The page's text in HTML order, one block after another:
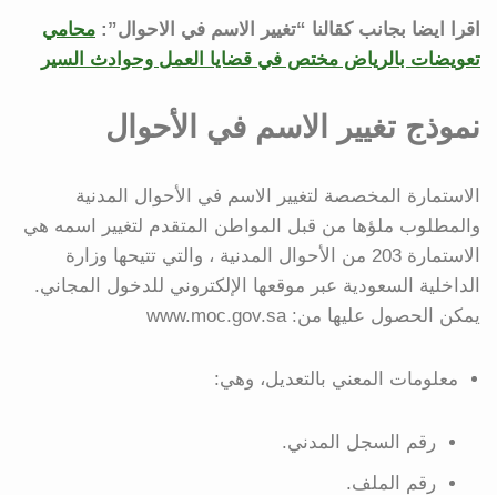
اقرا ايضا بجانب كقالنا “تغيير الاسم في الاحوال”: محامي
تعويضات بالرياض مختص في قضايا العمل وحوادث السير
نموذج تغيير الاسم في الأحوال
الاستمارة المخصصة لتغيير الاسم في الأحوال المدنية
والمطلوب ملؤها من قبل المواطن المتقدم لتغيير اسمه هي
الاستمارة 203 من الأحوال المدنية ، والتي تتيحها وزارة
الداخلية السعودية عبر موقعها الإلكتروني للدخول المجاني.
يمكن الحصول عليها من: www.moc.gov.sa
معلومات المعني بالتعديل، وهي:
رقم السجل المدني.
رقم الملف.